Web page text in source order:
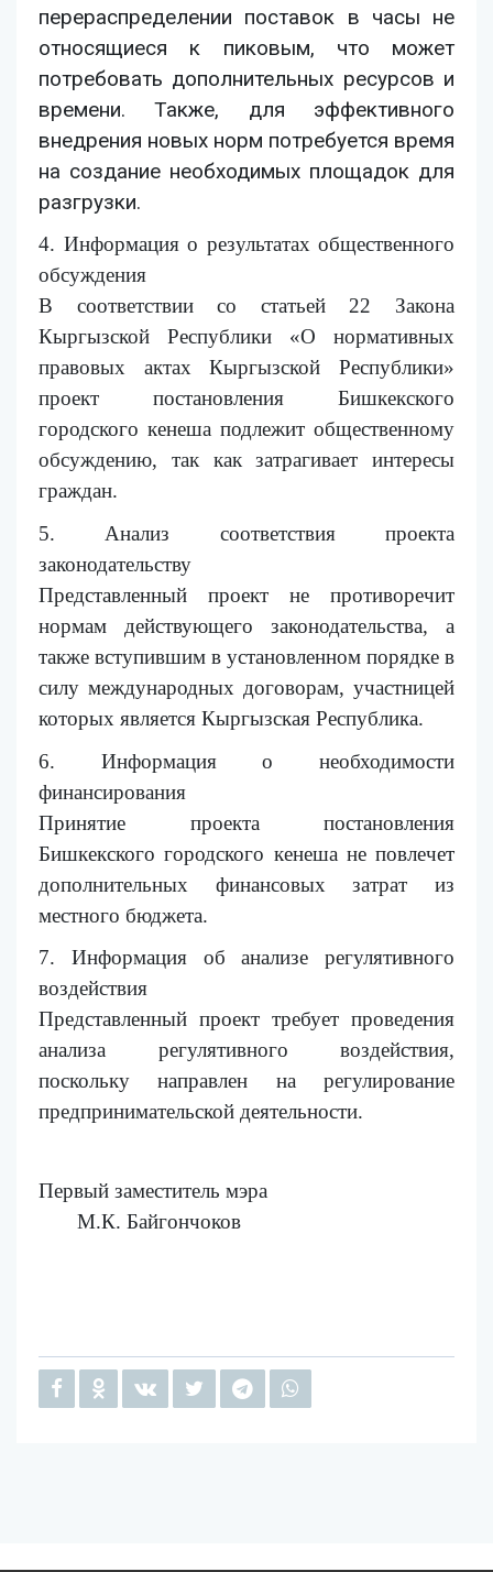
перераспределении поставок в часы не
относящиеся к пиковым, что может
потребовать дополнительных ресурсов и
времени. Также, для эффективного
внедрения новых норм потребуется время
на создание необходимых площадок для
разгрузки.
4. Информация о результатах общественного
обсуждения
В соответствии со статьей 22 Закона
Кыргызской Республики «О нормативных
правовых актах Кыргызской Республики»
проект постановления Бишкекского
городского кенеша подлежит общественному
обсуждению, так как затрагивает интересы
граждан.
5. Анализ соответствия проекта
законодательству
Представленный проект не противоречит
нормам действующего законодательства, а
также вступившим в установленном порядке в
силу международных договорам, участницей
которых является Кыргызская Республика.
6. Информация о необходимости
финансирования
Принятие проекта постановления
Бишкекского городского кенеша не повлечет
дополнительных финансовых затрат из
местного бюджета.
7. Информация об анализе регулятивного
воздействия
Представленный проект требует проведения
анализа регулятивного воздействия,
поскольку направлен на регулирование
предпринимательской деятельности.
Первый заместитель мэра
М.К. Байгончоков